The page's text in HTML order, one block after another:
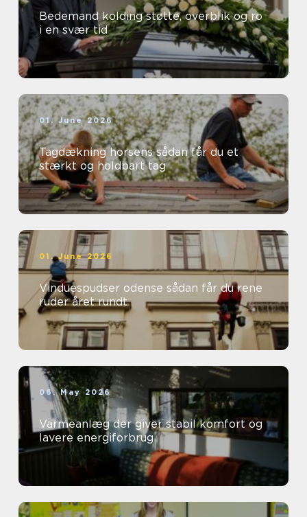
Bedemand kolding støtte, overblik og ro
i en svær tid
01. June 2026
Tagdækning horsens sådan får du et
stærkt og holdbart tag
01. June 2026
Vinduespudser odense sådan får du rene
ruder året rundt
06. May 2026
Varmeanlæg der giver stabil komfort og
lavere energiforbrug